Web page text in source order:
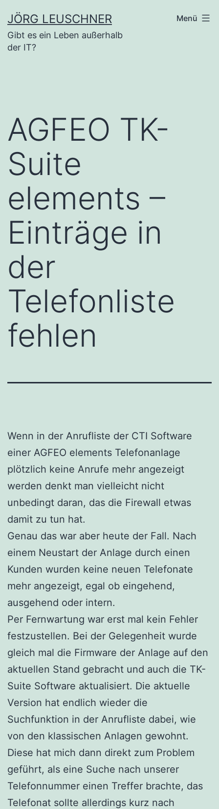
Inhalt
springen
JÖRG LEUSCHNER
Gibt es ein Leben außerhalb
der IT?
Menü
AGFEO TK-
Suite
elements –
Einträge in
der
Telefonliste
fehlen
Wenn in der Anrufliste der CTI Software
einer AGFEO elements Telefonanlage
plötzlich keine Anrufe mehr angezeigt
werden denkt man vielleicht nicht
unbedingt daran, das die Firewall etwas
damit zu tun hat.
Genau das war aber heute der Fall. Nach
einem Neustart der Anlage durch einen
Kunden wurden keine neuen Telefonate
mehr angezeigt, egal ob eingehend,
ausgehend oder intern.
Per Fernwartung war erst mal kein Fehler
festzustellen. Bei der Gelegenheit wurde
gleich mal die Firmware der Anlage auf den
aktuellen Stand gebracht und auch die TK-
Suite Software aktualisiert. Die aktuelle
Version hat endlich wieder die
Suchfunktion in der Anrufliste dabei, wie
von den klassischen Anlagen gewohnt.
Diese hat mich dann direkt zum Problem
geführt, als eine Suche nach unserer
Telefonnummer einen Treffer brachte, das
Telefonat sollte allerdings kurz nach